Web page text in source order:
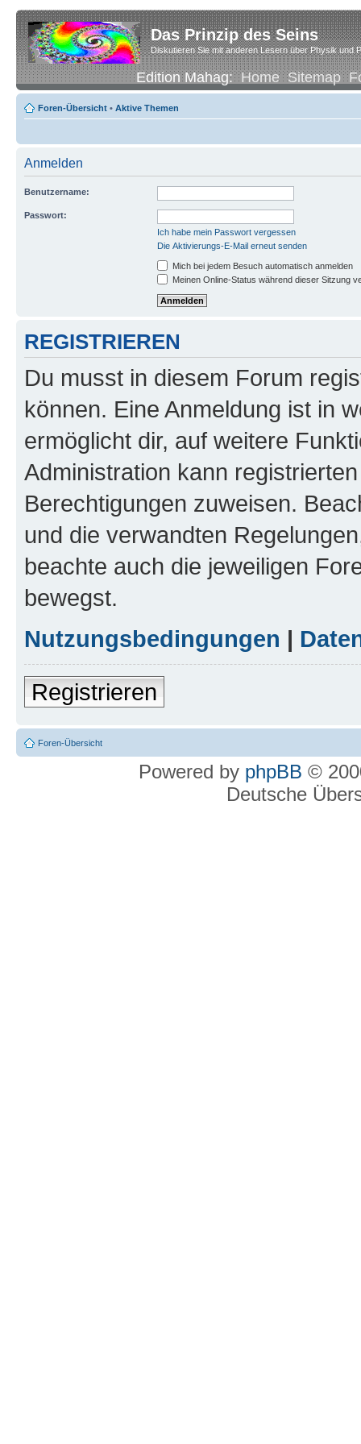
Das Prinzip des Seins
Diskutieren Sie mit anderen Lesern über Physik und
Edition Mahag:Home Sitemap
Foren-Übersicht • Aktive Themen
Anmelden
Benutzername:
Passwort:
Ich habe mein Passwort vergessen
Die Aktivierungs-E-Mail erneut senden
Mich bei jedem Besuch automatisch anmelden
Meinen Online-Status während dieser Sitzung
REGISTRIEREN
Du musst in diesem Forum
können. Eine Anmeldung ist in
ermöglicht dir, auf weitere
Administration kann
Berechtigungen zuweisen.
und die verwandten
beachte auch die jeweiligen
bewegst.
Nutzungsbedingungen |
Registrieren
Foren-Übersicht
Powered by phpBB ©
Deutsche